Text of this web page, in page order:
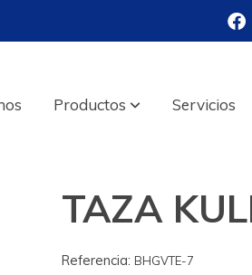
Productos Servicios
TAZA
Referencia: BHGVTE-7